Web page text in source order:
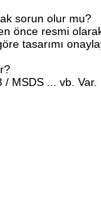
sorun olur mu?
önce resmi
tasarımı
MSDS ... vb. Var.